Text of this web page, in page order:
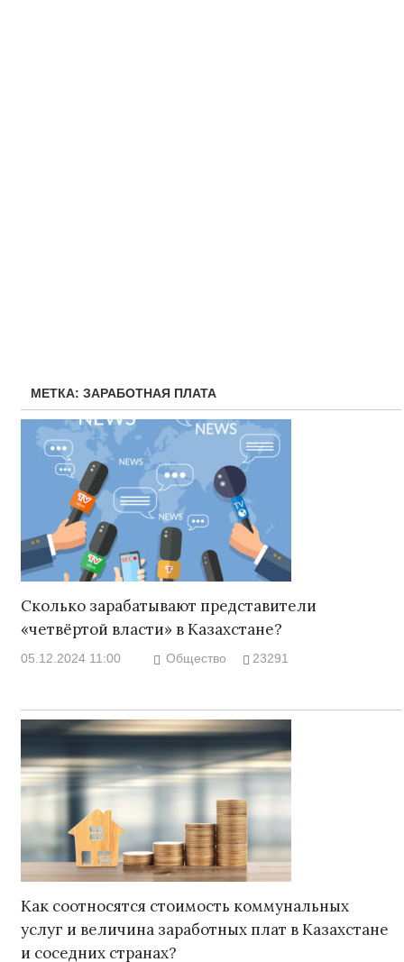
МЕТКА: ЗАРАБОТНАЯ ПЛАТА
Сколько зарабатывают представители
«четвёртой власти» в Казахстане?
05.12.2024 11:00 Общество 23291
Как соотносятся стоимость коммунальных
услуг и величина заработных плат в Казахстане
и соседних странах?